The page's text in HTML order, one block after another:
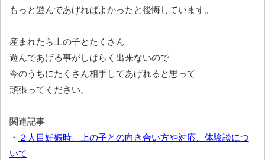
もっと遊んであげればよかったと後悔しています。
産まれたら上の子とたくさん
遊んであげる事がしばらく出来ないので
今のうちにたくさん相手してあげれると思って
頑張ってください。
関連記事
・ ２人目妊娠時、上の子との向き合い方や対応、体験談につ
いて